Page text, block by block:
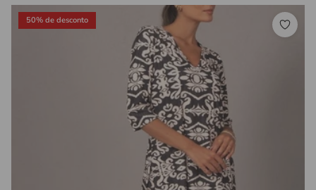
50% de desconto